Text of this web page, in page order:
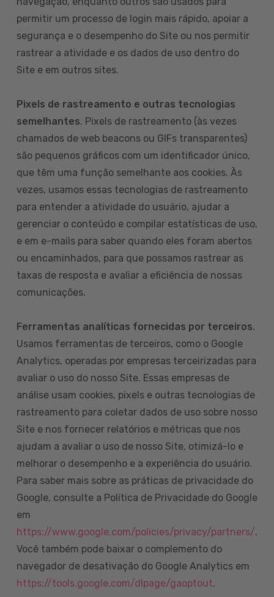
permitir um processo de login mais rápido, apoiar a
segurança e o desempenho do Site ou nos permitir
rastrear a atividade e os dados de uso dentro do
Site e em outros sites.
Pixels de rastreamento e outras tecnologias
semelhantes. Pixels de rastreamento (às vezes
chamados de web beacons ou GIFs transparentes)
são pequenos gráficos com um identificador único,
que têm uma função semelhante aos cookies. Às
vezes, usamos essas tecnologias de rastreamento
para entender a atividade do usuário, ajudar a
gerenciar o conteúdo e compilar estatísticas de uso,
e em e-mails para saber quando eles foram abertos
ou encaminhados, para que possamos rastrear as
taxas de resposta e avaliar a eficiência de nossas
comunicações.
Ferramentas analíticas fornecidas por terceiros.
Usamos ferramentas de terceiros, como o Google
Analytics, operadas por empresas terceirizadas para
avaliar o uso do nosso Site. Essas empresas de
análise usam cookies, pixels e outras tecnologias de
rastreamento para coletar dados de uso sobre nosso
Site e nos fornecer relatórios e métricas que nos
ajudam a avaliar o uso de nosso Site, otimizá-lo e
melhorar o desempenho e a experiência do usuário.
Para saber mais sobre as práticas de privacidade do
Google, consulte a Política de Privacidade do Google
em
https://www.google.com/policies/privacy/partners/.
Você também pode baixar o complemento do
navegador de desativação do Google Analytics em
https://tools.google.com/dlpage/gaoptout.